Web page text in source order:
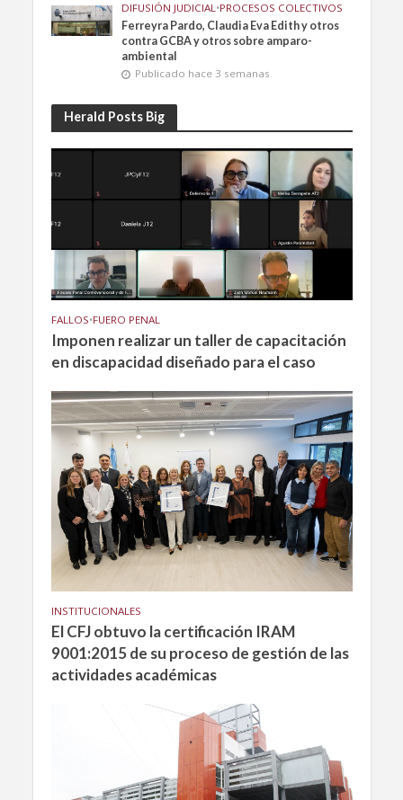
DIFUSIÓN JUDICIAL•PROCESOS COLECTIVOS
Ferreyra Pardo, Claudia Eva Edith y otros
contra GCBA y otros sobre amparo-
ambiental
Publicado hace 3 semanas
Herald Posts Big
FALLOS•FUERO PENAL
Imponen realizar un taller de capacitación
en discapacidad diseñado para el caso
INSTITUCIONALES
El CFJ obtuvo la certificación IRAM
9001:2015 de su proceso de gestión de las
actividades académicas